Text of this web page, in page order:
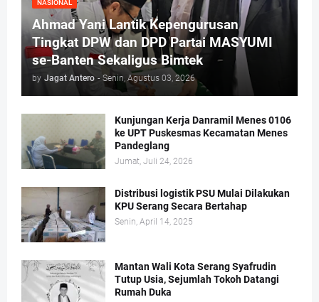
NASIONAL
Ahmad Yani Lantik Kepengurusan
Tingkat DPW dan DPD Partai MASYUMI
se-Banten Sekaligus Bimtek
by Jagat Antero - Senin, Agustus 03, 2026
Kunjungan Kerja Danramil Menes 0106
ke UPT Puskesmas Kecamatan Menes
Pandeglang
Jumat, Juli 24, 2026
Distribusi logistik PSU Mulai Dilakukan
KPU Serang Secara Bertahap
Senin, April 14, 2025
Mantan Wali Kota Serang Syafrudin
Tutup Usia, Sejumlah Tokoh Datangi
Rumah Duka